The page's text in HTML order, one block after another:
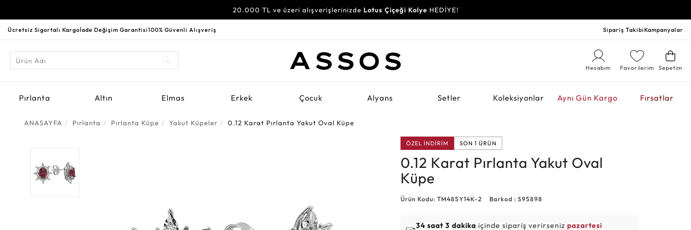
20.000 TL ve üzeri alışverişlerinizde Lotus Çiçeği Kolye HEDİYE!
Ücretsiz Sigortalı Kargoİade Değişim Garantisi100% Güvenli Alışveriş Sipariş TakibiKampanyalar
Sepetim
Favorilerim
Hesabım
Pırlanta Altın Elmas Erkek Çocuk Alyans Setler Koleksiyonlar Aynı Gün Kargo Fırsatlar
ANASAYFA Pırlanta Pırlanta Küpe Yakut Küpeler 0.12 Karat Pırlanta Yakut Oval Küpe
ÖZEL İNDİRİM SON 1 ÜRÜN
0.12 Karat Pırlanta Yakut Oval
Küpe
Ürün Kodu: TM485Y14K-2 Barkod : S95898
34 saat 3 dakika içinde sipariş verirsenizpazartesi